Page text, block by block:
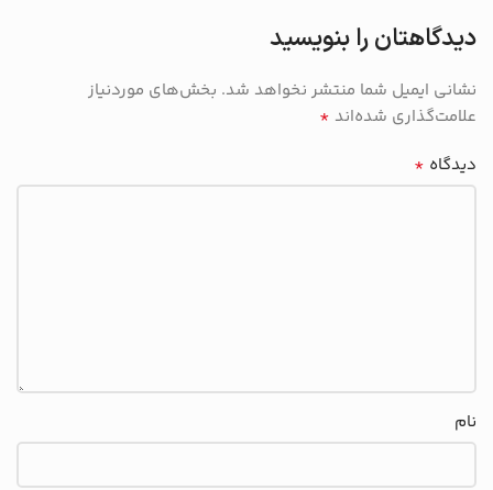
دیدگاهتان را بنویسید
نشانی ایمیل شما منتشر نخواهد شد. بخش‌های موردنیاز
علامت‌گذاری شده‌اند *
دیدگاه *
نام